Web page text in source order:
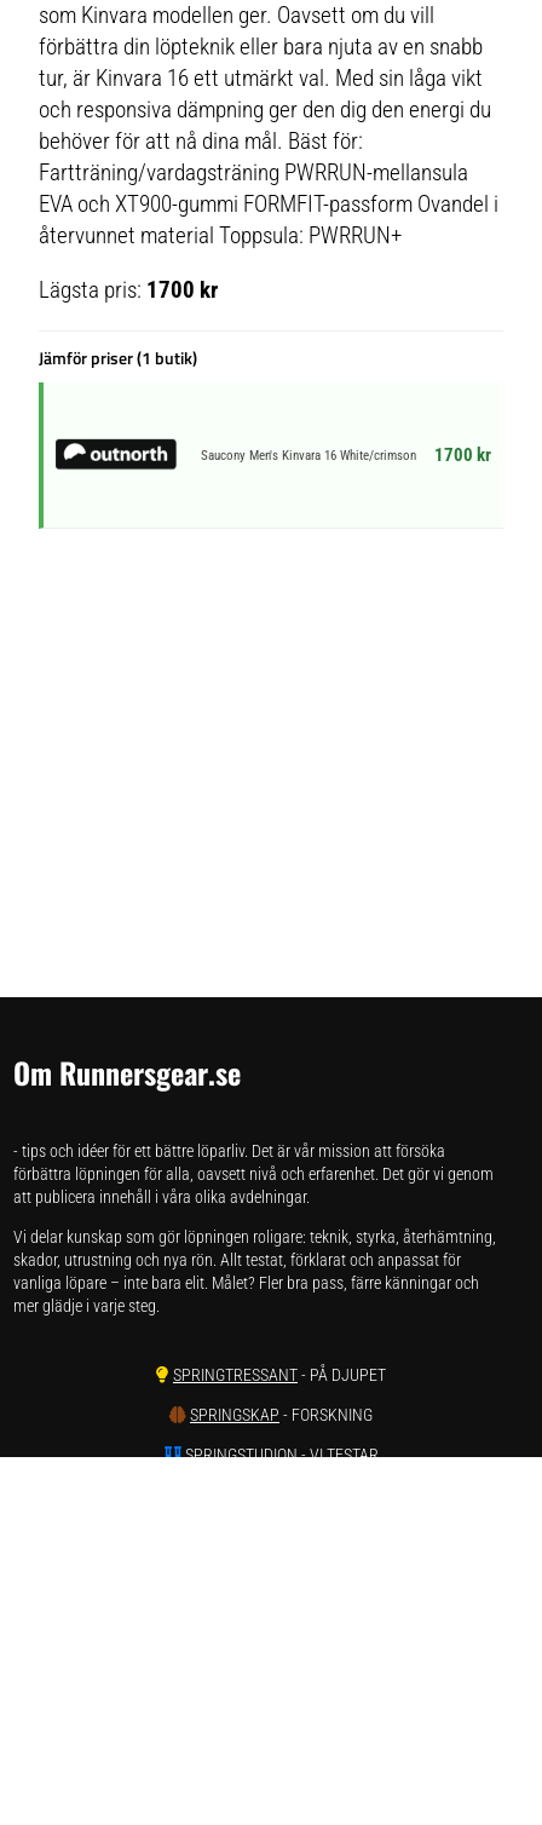
som Kinvara modellen ger. Oavsett om du vill
förbättra din löpteknik eller bara njuta av en snabb
tur, är Kinvara 16 ett utmärkt val. Med sin låga vikt
och responsiva dämpning ger den dig den energi du
behöver för att nå dina mål. Bäst för:
Fartträning/vardagsträning PWRRUN-mellansula
EVA och XT900-gummi FORMFIT-passform Ovandel i
återvunnet material Toppsula: PWRRUN+
Lägsta pris: 1700 kr
Jämför priser (1 butik)
Saucony Men's Kinvara 16 White/crimson 1700 kr
Om Runnersgear.se
- tips och idéer för ett bättre löparliv. Det är vår mission att försöka
förbättra löpningen för alla, oavsett nivå och erfarenhet. Det gör vi genom
att publicera innehåll i våra olika avdelningar.
Vi delar kunskap som gör löpningen roligare: teknik, styrka, återhämtning,
skador, utrustning och nya rön. Allt testat, förklarat och anpassat för
vanliga löpare – inte bara elit. Målet? Fler bra pass, färre känningar och
mer glädje i varje steg.
SPRINGTRESSANT- PÅ DJUPET
SPRINGSKAP - FORSKNING
SPRINGSTUDION- VI TESTAR